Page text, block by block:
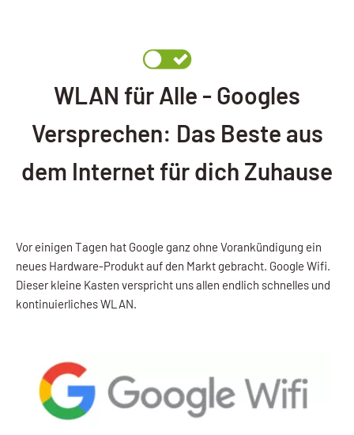
WLAN für Alle - Googles
Versprechen: Das Beste aus
dem Internet für dich Zuhause
Vor einigen Tagen hat Google ganz ohne Vorankündigung ein
neues Hardware-Produkt auf den Markt gebracht. Google Wifi.
Dieser kleine Kasten verspricht uns allen endlich schnelles und
kontinuierliches WLAN.